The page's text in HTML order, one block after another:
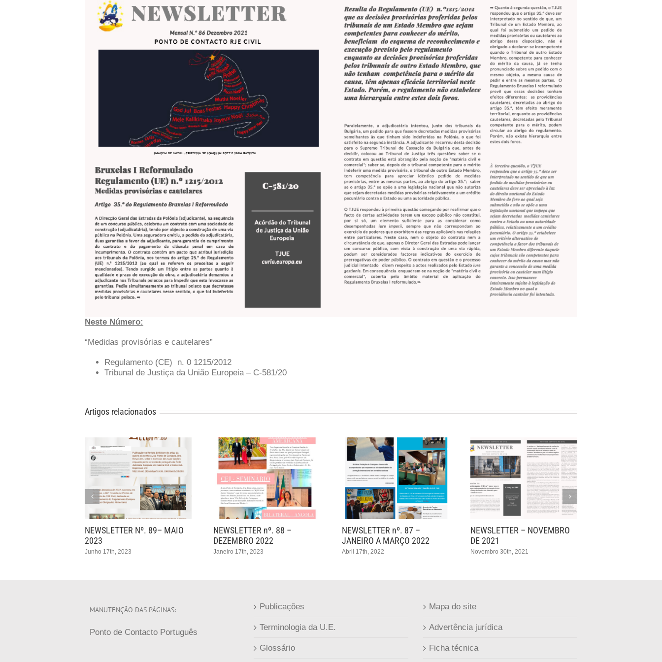
Neste Número:
“Medidas provisórias e cautelares”
Regulamento (CE) n. 0 1215/2012
Tribunal de Justiça da União Europeia – C-581/20
Artigos relacionados
NEWSLETTER Nº. 89– MAIO
2023
Junho 17th, 2023
NEWSLETTER nº. 88 –
DEZEMBRO 2022
Janeiro 17th, 2023
NEWSLETTER nº. 87 –
JANEIRO A MARÇO 2022
Abril 17th, 2022
NEWSLETTER – NOVEMBRO
DE 2021
Novembro 30th, 2021
MANUTENÇÃO DAS PÁGINAS:
Ponto de Contacto Português
Publicações
Terminologia da U.E.
Glossário
Mapa do site
Advertência jurídica
Ficha técnica